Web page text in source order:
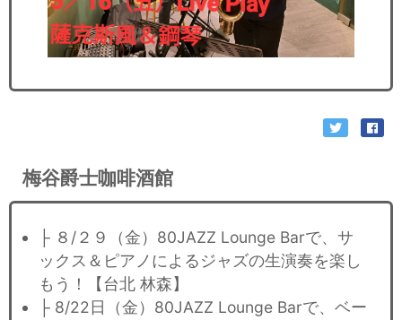
梅谷爵士咖啡酒館
├ ８/２９（金）80JAZZ Lounge Barで、サ
ックス＆ピアノによるジャズの生演奏を楽し
もう！【台北 林森】
├ 8/22日（金）80JAZZ Lounge Barで、ベー